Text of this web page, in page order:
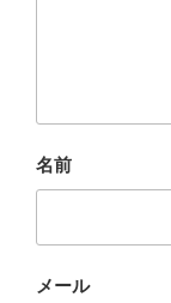
名前
メール